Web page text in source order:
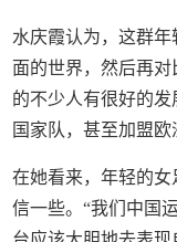
水庆霞认为，这群
面的世界，然后再
的不少人有很好的
国家队，甚至加盟欧
在她看来，年轻的
信一些。“我们中国